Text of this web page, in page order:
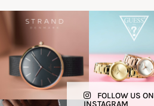
FOLLOW US ON
INSTAGRAM